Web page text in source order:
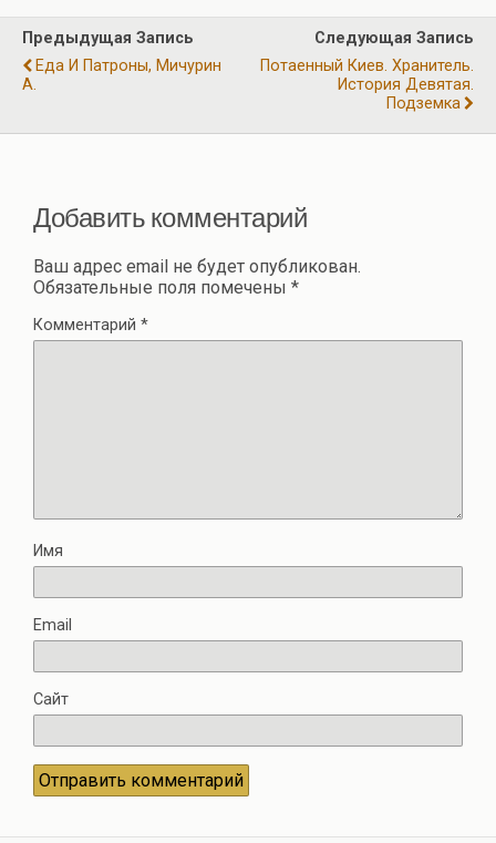
o
o
a
m
A
p
р
а
и
Предыдущая Запись
Еда И Патроны, Мичурин
А.
Следующая Запись
Потаенный Киев. Хранитель.
История Девятая.
Подземка
Добавить комментарий
Ваш адрес email не будет опубликован.
Обязательные поля помечены *
Комментарий *
Имя
Email
Сайт